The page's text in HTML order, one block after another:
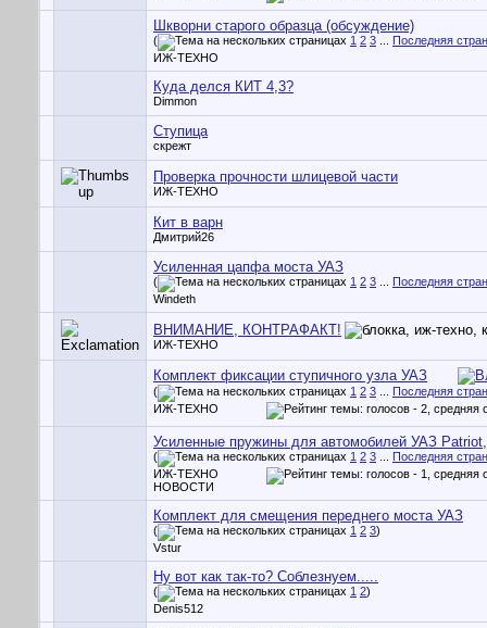
Шкворни старого образца (обсуждение)
( 1 2 3
Последняя
ИЖ-ТЕХНО
Куда делся КИТ 4,3?
Dimmon
Ступица
скрежт
Проверка прочности шлицевой части
ИЖ-ТЕХНО
Кит в варн
Дмитрий26
Усиленная цапфа моста УАЗ
( 1 2 3
Последняя
Windeth
ВНИМАНИЕ, КОНТРАФАКТ!
ИЖ-ТЕХНО
Комплект фиксации ступичного узла УАЗ
( 1 2 3
Последняя
ИЖ-ТЕХНО
Усиленные пружины для автомобилей УАЗ
( 1 2 3
Последняя
ИЖ-ТЕХНО
НОВОСТИ
Комплект для смещения переднего моста УАЗ
( 1 2 3)
Vstur
Ну вот как так-то? Соблезнуем.....
( 1 2)
Denis512